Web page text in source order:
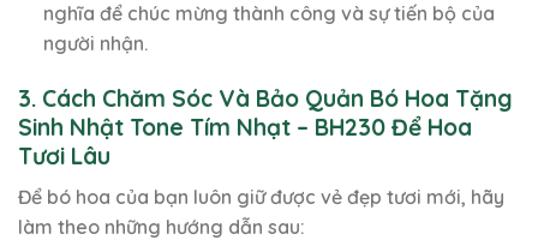
nghĩa để chúc mừng thành công và sự tiến bộ của
người nhận.
3. Cách Chăm Sóc Và Bảo Quản Bó Hoa Tặng
Sinh Nhật Tone Tím Nhạt – BH230 Để Hoa
Tươi Lâu
Để bó hoa của bạn luôn giữ được vẻ đẹp tươi mới, hãy
làm theo những hướng dẫn sau: